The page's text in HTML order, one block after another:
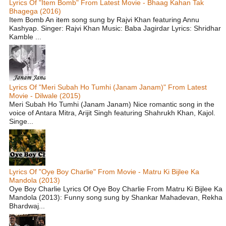
Lyrics Of "Item Bomb" From Latest Movie - Bhaag Kahan Tak
Bhagega (2016)
Item Bomb An item song sung by Rajvi Khan featuring Annu
Kashyap. Singer: Rajvi Khan Music: Baba Jagirdar Lyrics: Shridhar
Kamble ...
Lyrics Of "Meri Subah Ho Tumhi (Janam Janam)" From Latest
Movie - Dilwale (2015)
Meri Subah Ho Tumhi (Janam Janam) Nice romantic song in the
voice of Antara Mitra, Arijit Singh featuring Shahrukh Khan, Kajol.
Singe...
Lyrics Of "Oye Boy Charlie" From Movie - Matru Ki Bijlee Ka
Mandola (2013)
Oye Boy Charlie Lyrics Of Oye Boy Charlie From Matru Ki Bijlee Ka
Mandola (2013): Funny song sung by Shankar Mahadevan, Rekha
Bhardwaj...